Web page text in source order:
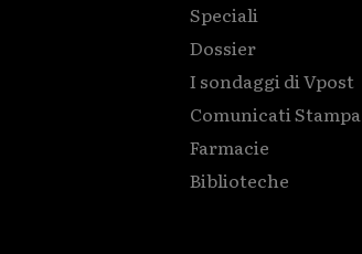
Speciali
Dossier
I sondaggi di Vpost
Comunicati Stampa
Farmacie
Biblioteche